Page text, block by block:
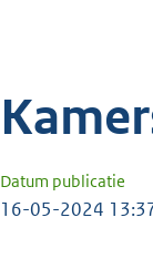
Datum publicatie
16-05-2024